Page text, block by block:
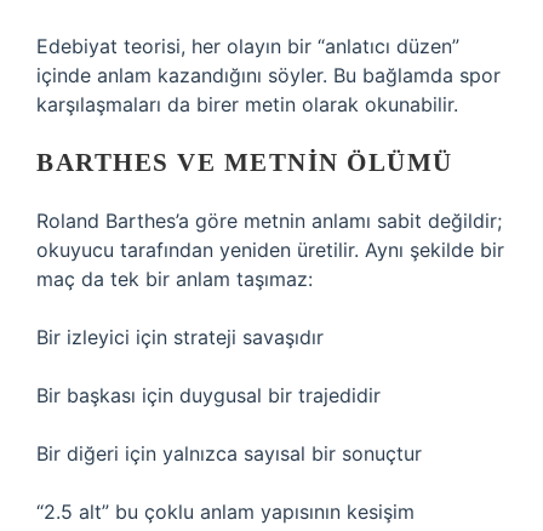
Edebiyat teorisi, her olayın bir “anlatıcı düzen”
içinde anlam kazandığını söyler. Bu bağlamda spor
karşılaşmaları da birer metin olarak okunabilir.
BARTHES VE METNIN ÖLÜMÜ
Roland Barthes’a göre metnin anlamı sabit değildir;
okuyucu tarafından yeniden üretilir. Aynı şekilde bir
maç da tek bir anlam taşımaz:
Bir izleyici için strateji savaşıdır
Bir başkası için duygusal bir trajedidir
Bir diğeri için yalnızca sayısal bir sonuçtur
“2.5 alt” bu çoklu anlam yapısının kesişim